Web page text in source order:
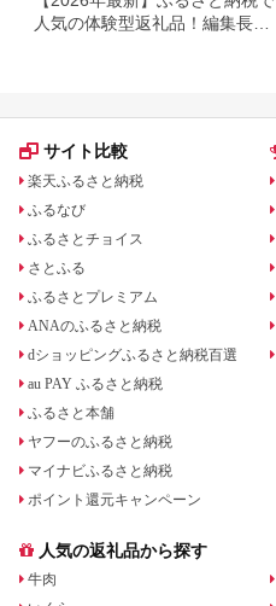
人気の体験型返礼品！編集長お
サイト比較
楽天ふるさと納税
ふるなび
ふるさとチョイス
さとふる
ふるさとプレミアム
ANAのふるさと納税
dショッピングふるさと納税百選
au PAY ふるさと納税
ふるさと本舗
ヤフーのふるさと納税
マイナビふるさと納税
ポイント還元キャンペーン
人気の返礼品から探す
牛肉